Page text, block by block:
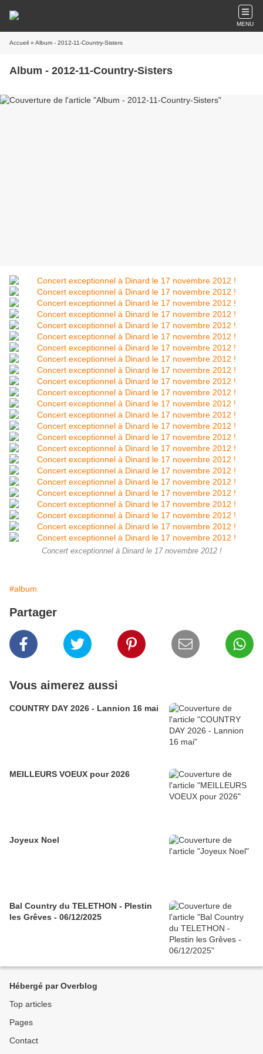
MENU
Accueil » Album - 2012-11-Country-Sisters
Album - 2012-11-Country-Sisters
Concert exceptionnel à Dinard le 17 novembre 2012 !
#album
Partager
Vous aimerez aussi
COUNTRY DAY 2026 - Lannion 16 mai
MEILLEURS VOEUX pour 2026
Joyeux Noel
Bal Country du TELETHON - Plestin
les Grêves - 06/12/2025
Hébergé par Overblog
Top articles
Pages
Contact